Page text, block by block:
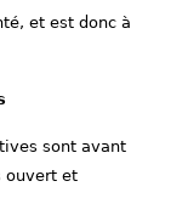
et est donc à
sont avant
ouvert et